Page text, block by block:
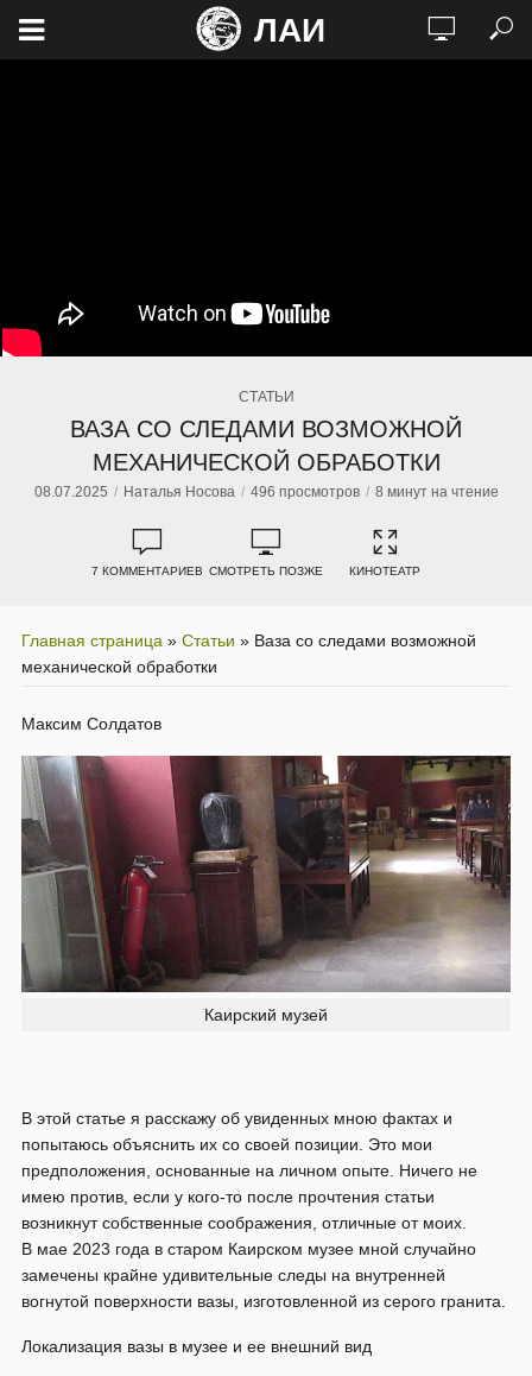
ЛАИ
СТАТЬИ
ВАЗА СО СЛЕДАМИ ВОЗМОЖНОЙ
МЕХАНИЧЕСКОЙ ОБРАБОТКИ
08.07.2025 Наталья Носова 496 просмотров 8 минут на чтение
7 КОММЕНТАРИЕВ СМОТРЕТЬ ПОЗЖЕ КИНОТЕАТР
Главная страница » Статьи » Ваза со следами возможной
механической обработки
Максим Солдатов
Каирский музей
В этой статье я расскажу об увиденных мною фактах и
попытаюсь объяснить их со своей позиции. Это мои
предположения, основанные на личном опыте. Ничего не
имею против, если у кого-то после прочтения статьи
возникнут собственные соображения, отличные от моих.
В мае 2023 года в старом Каирском музее мной случайно
замечены крайне удивительные следы на внутренней
вогнутой поверхности вазы, изготовленной из серого гранита.
Локализация вазы в музее и ее внешний вид